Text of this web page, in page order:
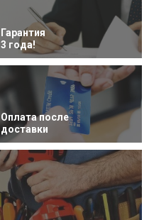
Гарантия
3 года!
Оплата после
доставки